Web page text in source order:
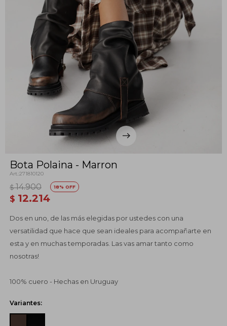
Bota Polaina - Marron
271810120
$ 12.214
$ 14.900 18
Dos en uno, de las más elegidas por ustedes con una
versatilidad que hace que sean ideales para acompañarte en
esta y en muchas temporadas. Las vas amar tanto como
nosotras!
100% cuero - Hechas en Uruguay
Variantes: